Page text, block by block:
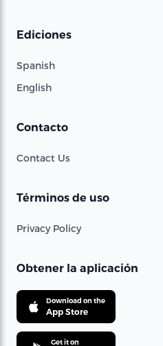
Ediciones
Spanish
English
Contacto
Contact Us
Términos de uso
Privacy Policy
Obtener la aplicación
Download on the
App Store
Get it on